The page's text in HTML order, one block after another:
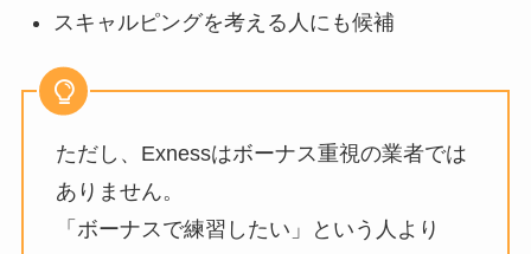
スキャルピングを考える人にも候補
ただし、Exnessはボーナス重視の業者では
ありません。
「ボーナスで練習したい」という人より